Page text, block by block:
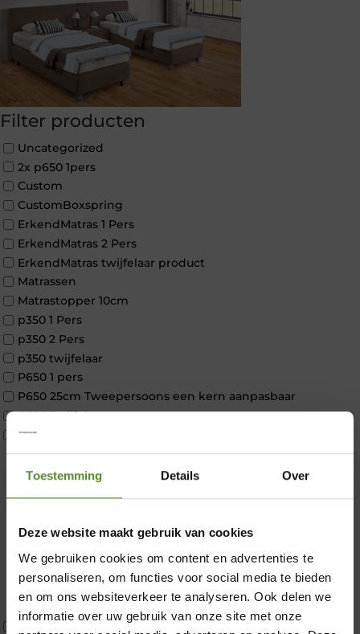
Toestemming Details Over
Deze website maakt gebruik van cookies
We gebruiken cookies om content en advertenties te
personaliseren, om functies voor social media te bieden
en om ons websiteverkeer te analyseren. Ook delen we
informatie over uw gebruik van onze site met onze
Filter producten
Uncategorized
2x p650 1pers
Custom
CustomBoxspring
ErkendMatras 1 Pers
ErkendMatras 2 Pers
ErkendMatras twijfelaar product
Matrassen
Matrastopper 10cm
p350 1 Pers
p350 2 Pers
p350 twijfelaar
P650 1 pers
P650 25cm Tweepersoons een kern aanpasbaar
P650 Twijfelaar
Toppers
Maatvoering
1 persoon
Twijfelaar
Koudschuim
Tweepersoons 1 kern
×